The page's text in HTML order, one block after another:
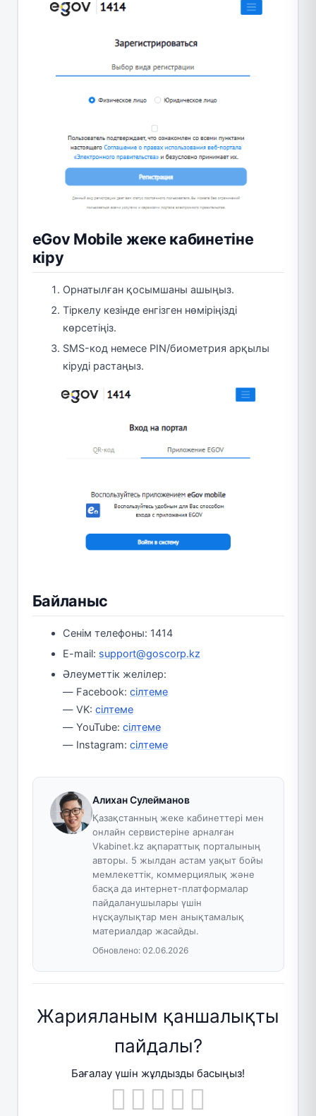
eGov Mobile жеке кабинетіне
кіру
Орнатылған қосымшаны ашыңыз.
Тіркелу кезінде енгізген нөміріңізді
көрсетіңіз.
SMS-код немесе PIN/биометрия арқылы
кіруді растаңыз.
Байланыс
Сенім телефоны: 1414
E-mail: support@goscorp.kz
Әлеуметтік желілер:
— Facebook: сілтеме
— VK: сілтеме
— YouTube: сілтеме
— Instagram: сілтеме
Алихан Сулейманов
Қазақстанның жеке кабинеттері мен
онлайн сервистеріне арналған
Vkabinet.kz ақпараттық порталының
авторы. 5 жылдан астам уақыт бойы
мемлекеттік, коммерциялық және
басқа да интернет-платформалар
пайдаланушылары үшін
нұсқаулықтар мен анықтамалық
материалдар жасайды.
Обновлено: 02.06.2026
Жарияланым қаншалықты
пайдалы?
Бағалау үшін жұлдызды басыңыз!